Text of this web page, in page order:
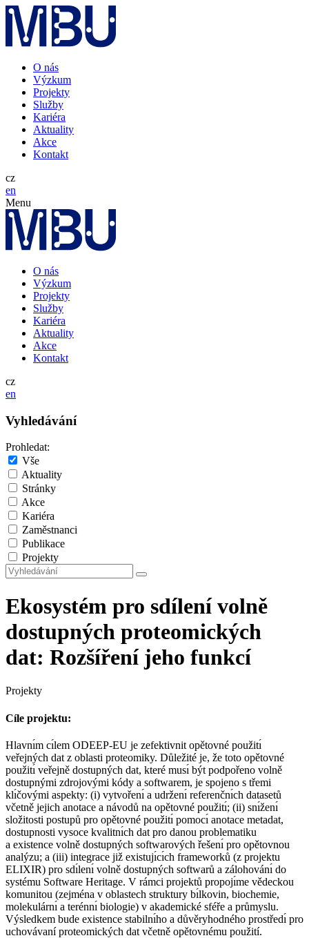
O nás
Výzkum
Projekty
Služby
Kariéra
Aktuality
Akce
Kontakt
cz
en
Menu
O nás
Výzkum
Projekty
Služby
Kariéra
Aktuality
Akce
Kontakt
cz
en
Vyhledávání
Prohledat:
Vše
Aktuality
Stránky
Akce
Kariéra
Zaměstnanci
Publikace
Projekty
Ekosystém pro sdílení volně
dostupných proteomických
dat: Rozšíření jeho funkcí
Projekty
Cíle projektu:
Hlavnı́m cı́lem ODEEP-EU je zefektivnit opětovné použitı́
veřejných dat z oblasti proteomiky. Důležité je, že toto opětovné
použitı́ veřejně dostupných dat, které musı́ být podpořeno volně
dostupnými zdrojovými kódy a softwarem, je spojeno s třemi
klı́čovými aspekty: (i) vytvořenı́ a udrženı́ referenčnı́ch datasetů
včetně jejich anotace a návodů na opětovné použitı́; (ii) snı́ženı́
složitosti postupů pro opětovné použitı́ pomocı́ anotace metadat,
dostupnosti vysoce kvalitnı́ch dat pro danou problematiku
a existence volně dostupných softwarových řešenı́ pro opětovnou
analýzu; a (iii) integrace již existujı́cı́ch frameworků (z projektu
ELIXIR) pro sdı́lenı́ volně dostupných softwarů a zálohovánı́ do
systému Software Heritage. V rámci projektů propojı́me vědeckou
komunitou (zejména v oblastech struktury bı́lkovin, biochemie,
molekulárnı́ a terénnı́ biologie) v akademické sféře a průmyslu.
Výsledkem bude existence stabilnı́ho a důvěryhodného prostředı́ pro
uchovávaní proteomických dat včetně opětovnému použití.